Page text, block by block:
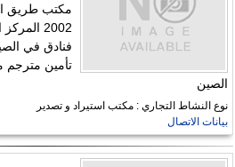
مكتب طريق
2002
فنادق في
تأمين مترجم
الصين
نوع النشاط التجاري : مكتب استيراد و تصدير
بيانات الاتصال